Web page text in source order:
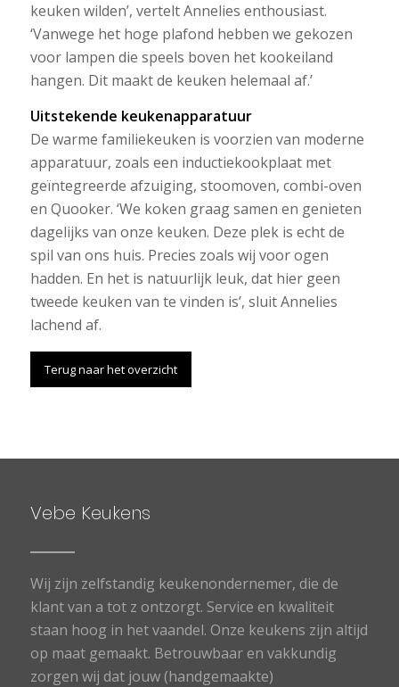
keuken wilden’, vertelt Annelies enthousiast.
‘Vanwege het hoge plafond hebben we gekozen
voor lampen die speels boven het kookeiland
hangen. Dit maakt de keuken helemaal af.’
Uitstekende keukenapparatuur
De warme familiekeuken is voorzien van moderne
apparatuur, zoals een inductiekookplaat met
geïntegreerde afzuiging, stoomoven, combi-oven
en Quooker. ‘We koken graag samen en genieten
dagelijks van onze keuken. Deze plek is echt de
spil van ons huis. Precies zoals wij voor ogen
hadden. En het is natuurlijk leuk, dat hier geen
tweede keuken van te vinden is’, sluit Annelies
lachend af.
Terug naar het overzicht
Vebe Keukens
Wij zijn zelfstandig keukenondernemer, die de
klant van a tot z ontzorgt. Service en kwaliteit
staan hoog in het vaandel. Onze keukens zijn altijd
op maat gemaakt. Betrouwbaar en vakkundig
zorgen wij dat jouw (handgemaakte)